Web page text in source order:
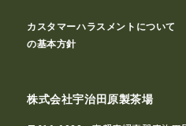
カスタマーハラスメントについて
の基本方針
株式会社宇治田原製茶場